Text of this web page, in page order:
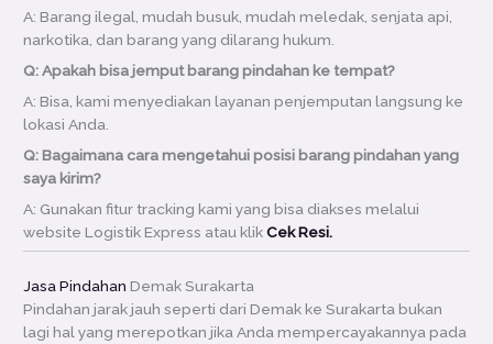
A: Barang ilegal, mudah busuk, mudah meledak, senjata api,
narkotika, dan barang yang dilarang hukum.
Q: Apakah bisa jemput barang pindahan ke tempat?
A: Bisa, kami menyediakan layanan penjemputan langsung ke
lokasi Anda.
Q: Bagaimana cara mengetahui posisi barang pindahan yang
saya kirim?
A: Gunakan fitur tracking kami yang bisa diakses melalui
website Logistik Express atau klikCek Resi.
Jasa Pindahan Demak Surakarta
Pindahan jarak jauh seperti dari Demak ke Surakarta bukan
lagi hal yang merepotkan jika Anda mempercayakannya pada